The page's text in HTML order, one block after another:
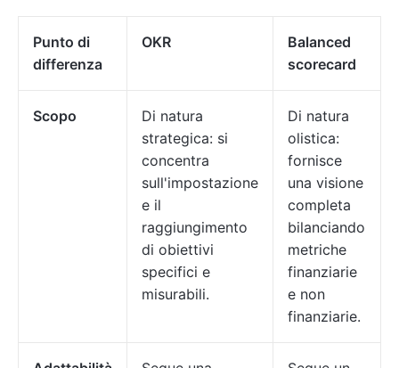
Punto di
differenza
OKR
Balanced
scorecard
Scopo
Di natura
strategica: si
concentra
sull'impostazione
e il
raggiungimento
di obiettivi
specifici e
misurabili.
Di natura
olistica:
fornisce
una visione
completa
bilanciando
metriche
finanziarie
e non
finanziarie.